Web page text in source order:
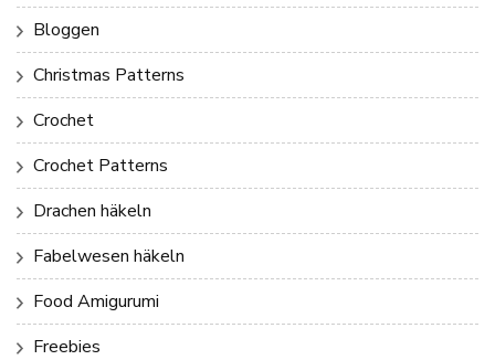
Bloggen
Christmas Patterns
Crochet
Crochet Patterns
Drachen häkeln
Fabelwesen häkeln
Food Amigurumi
Freebies